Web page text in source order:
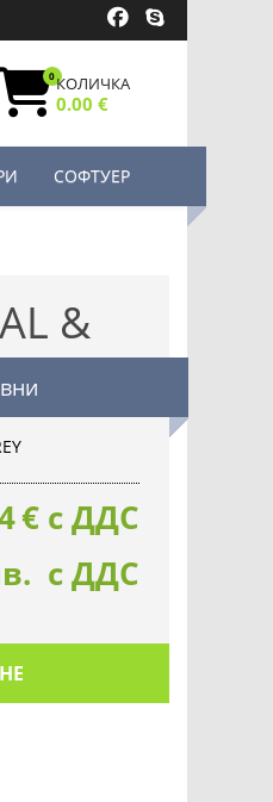
0КОЛИЧКА
0.00 €
СОФТУЕР
&
€ с ДДС
с ДДС